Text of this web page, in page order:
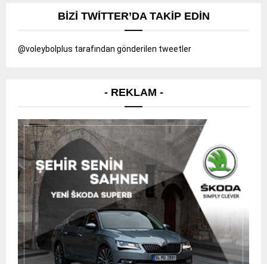
BIZI TWITTER’DA TAKIP EDIN
@voleybolplus tarafından gönderilen tweetler
- REKLAM -